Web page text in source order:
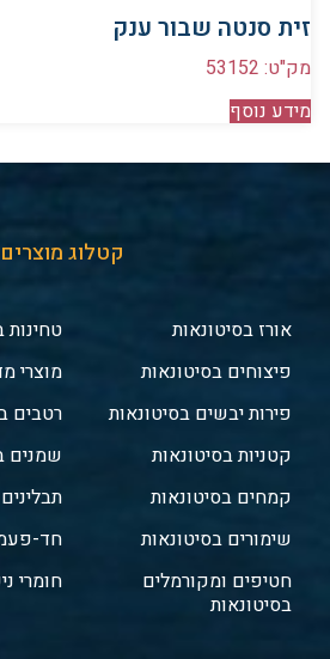
זית סנטה שבור ענק
מק"ט: 53152
מידע נוסף
קטלוג מוצרים
אורז בסיטונאות
פיצוחים בסיטונאות
פירות יבשים בסיטונאות
קטניות בסיטונאות
קמחים בסיטונאות
שימורים בסיטונאות
חטיפים ומקורמלים
בסיטונאות
טחינות
מוצרי
רטבים
שמנים
חד-
חומרי